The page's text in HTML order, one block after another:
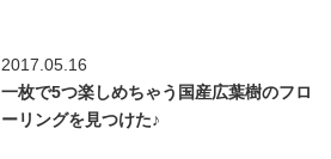
2017.05.16
一枚で5つ楽しめちゃう国産広葉樹のフロ
ーリングを見つけた♪